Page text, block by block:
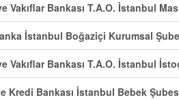
Vakıflar Bankası T.A.O. İstanbul
İstanbul Boğaziçi Kurumsal
Vakıflar Bankası T.A.O. İstanbul
Kredi Bankası İstanbul Bebek